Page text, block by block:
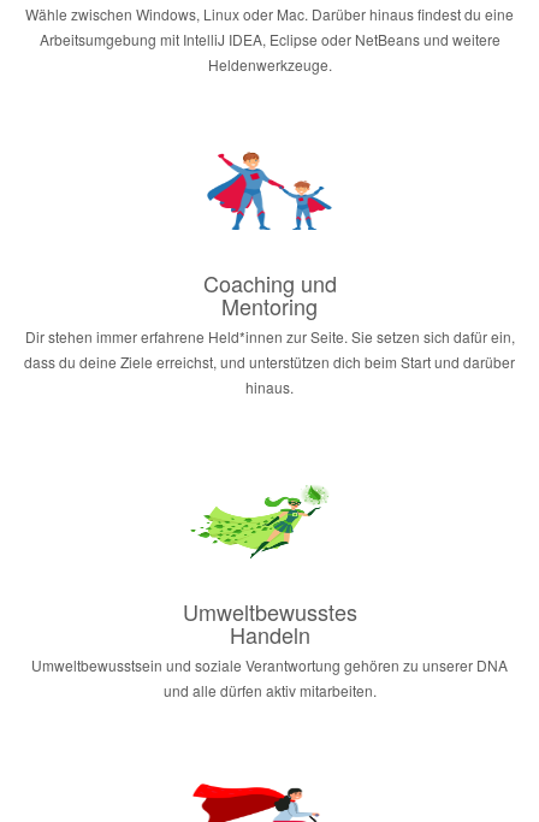
Wähle zwischen Windows, Linux oder Mac. Darüber hinaus findest du eine
Arbeitsumgebung mit IntelliJ IDEA, Eclipse oder NetBeans und weitere
Heldenwerkzeuge.
Coaching und
Mentoring
Dir stehen immer erfahrene Held*innen zur Seite. Sie setzen sich dafür ein,
dass du deine Ziele erreichst, und unterstützen dich beim Start und darüber
hinaus.
Umweltbewusstes
Handeln
Umweltbewusstsein und soziale Verantwortung gehören zu unserer DNA
und alle dürfen aktiv mitarbeiten.